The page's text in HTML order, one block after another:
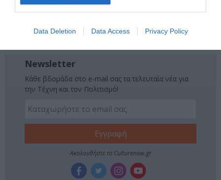
Data Deletion Data Access Privacy Policy
Tags
ΕΘΝΙΚΗ ΛΥΡΙΚΗ ΣΚΗΝΗ
Newsletter
Κάθε βδομάδα στο e-mail σας τα τελευταία νέα για
την Τέχνη και τον Πολιτισμό!
Ακολουθήστε το Culturenow.gr